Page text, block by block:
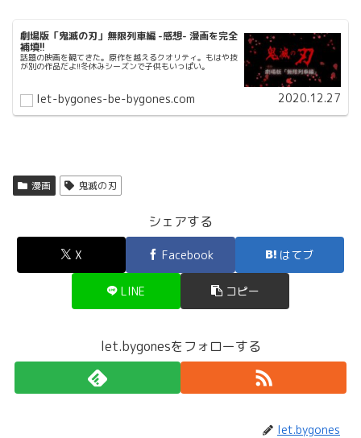
劇場版「鬼滅の刃」無限列車編 -感想- 漫画を完全
補填!!
話題の映画を観てきた。原作を越えるクオリティ。もはや技
が別の作品だよ!!冬休みシーズンで子供もいっぱい。
let-bygones-be-bygones.com 2020.12.27
漫画 鬼滅の刃
シェアする
X Facebook はてブ
LINE コピー
let.bygonesをフォローする
let.bygones